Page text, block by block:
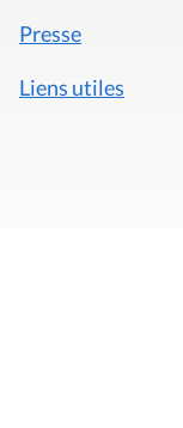
Presse
Liens utiles